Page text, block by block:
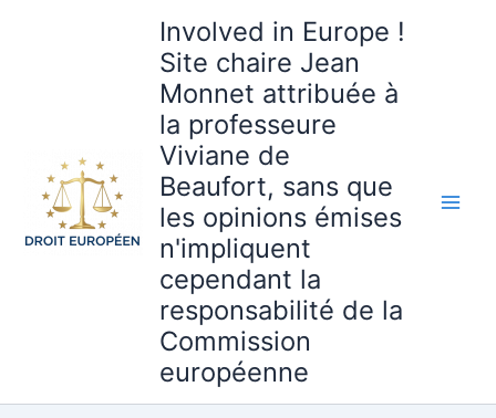
Involved in Europe !
Site chaire Jean
Monnet attribuée à
la professeure
Viviane de
Beaufort, sans que
les opinions émises
n'impliquent
cependant la
responsabilité de la
Commission
européenne